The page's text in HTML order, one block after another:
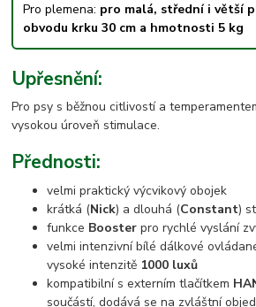
Pro plemena: pro malá, střední i větší
obvodu krku 30 cm a hmotnosti 5 kg
Upřesnění:
Pro psy s běžnou citlivostí a
vysokou úroveň stimulace.
Přednosti:
velmi praktický výcvikový obojek
krátká (Nick) a dlouhá (Constant)
funkce Booster pro rychlé vyslání
velmi intenzivní bílé dálkové
vysoké intenzitě 1000 luxů
kompatibilní s externím tlačítkem
součástí, dodává se na zvláštní